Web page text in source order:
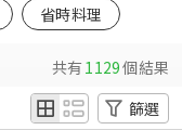
省時料理
共有 1129個結果
篩選